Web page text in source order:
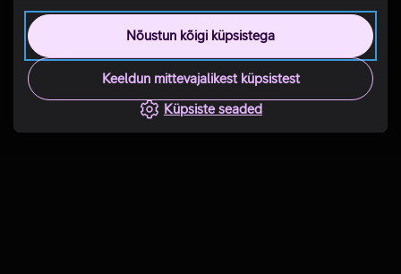
Nõustun kõigi küpsistega
Keeldun mittevajalikest küpsistest
Küpsiste seaded